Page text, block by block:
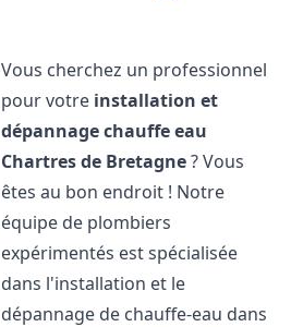
Vous cherchez un professionnel
pour votre installation et
dépannage chauffe eau
Chartres de Bretagne? Vous
êtes au bon endroit ! Notre
équipe de plombiers
expérimentés est spécialisée
dans l'installation et le
dépannage de chauffe-eau dans